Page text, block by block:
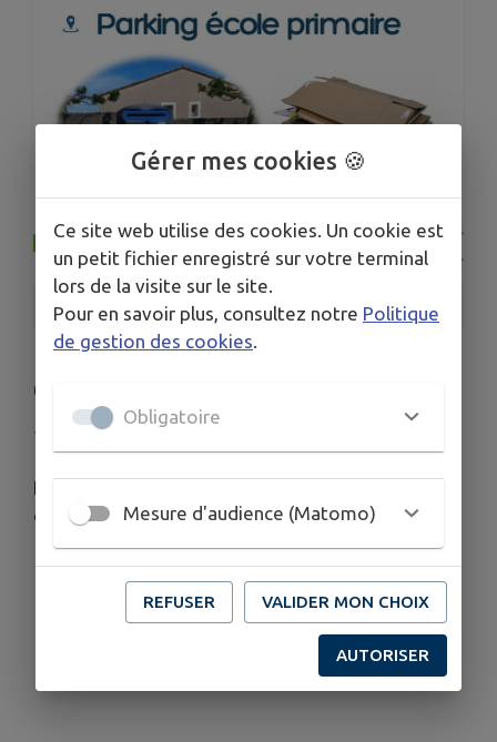
1 /1
COMMUNICATION SMICTOM
Publié le lundi 11 mai 2026 - Pujaut
Nouvelle colonne de cartons à l'école élémentaire
de pujaut
Gérer mes cookies 🍪
Ce site web utilise des cookies. Un cookie est
un petit fichier enregistré sur votre terminal
lors de la visite sur le site.
Pour en savoir plus, consultez notre Politique
de gestion des cookies
Obligatoire
Mesure d'audience (Matomo)
REFUSER VALIDER MON CHOIX
AUTORISER